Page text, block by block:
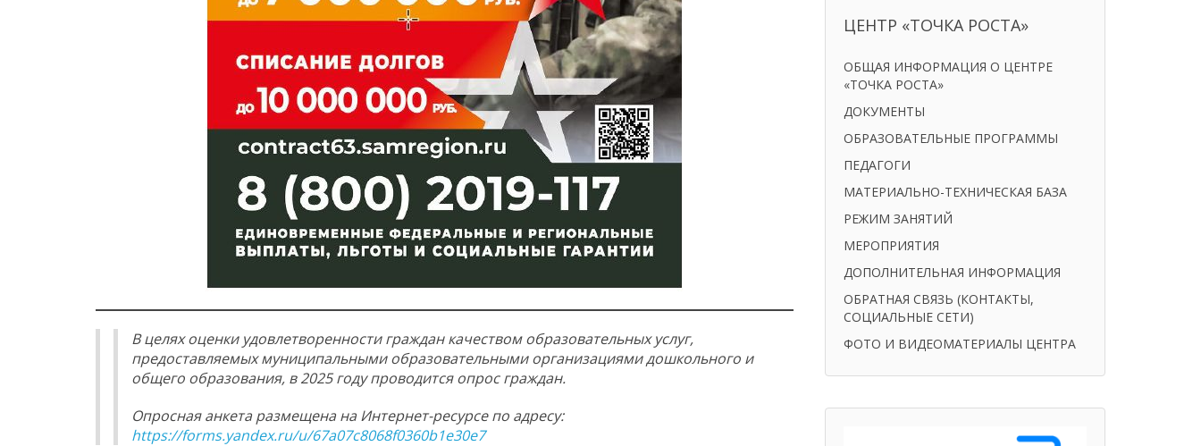
В целях оценки удовлетворенности граждан качеством образовательных услуг,
предоставляемых муниципальными образовательными организациями дошкольного и
общего образования, в 2025 году проводится опрос граждан.
Опросная анкета размещена на Интернет-ресурсе по адресу:
https://forms.yandex.ru/u/67a07c8068f0360b1e30e7
ЦЕНТР «ТОЧКА РОСТА»
ОБЩАЯ ИНФОРМАЦИЯ О ЦЕНТРЕ
«ТОЧКА РОСТА»
ДОКУМЕНТЫ
ОБРАЗОВАТЕЛЬНЫЕ ПРОГРАММЫ
ПЕДАГОГИ
МАТЕРИАЛЬНО-ТЕХНИЧЕСКАЯ БАЗА
РЕЖИМ ЗАНЯТИЙ
МЕРОПРИЯТИЯ
ДОПОЛНИТЕЛЬНАЯ ИНФОРМАЦИЯ
ОБРАТНАЯ СВЯЗЬ (КОНТАКТЫ,
СОЦИАЛЬНЫЕ СЕТИ)
ФОТО И ВИДЕОМАТЕРИАЛЫ ЦЕНТРА